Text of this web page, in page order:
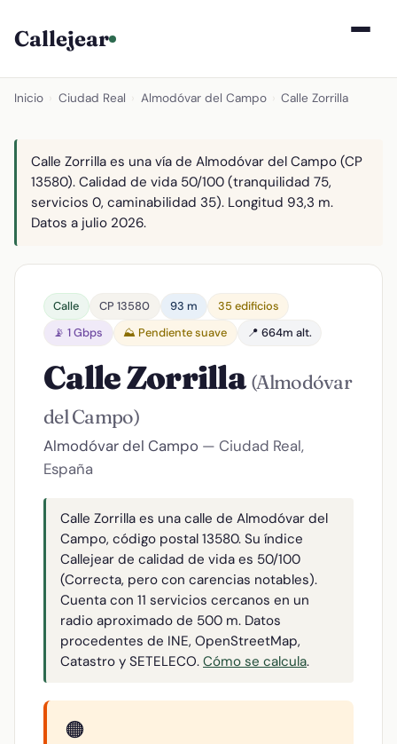
Callejear
Inicio Ciudad Real Almodóvar del Campo Calle Zorrilla
Calle Zorrilla es una vía de Almodóvar del Campo (CP
13580). Calidad de vida 50/100 (tranquilidad 75,
servicios 0, caminabilidad 35). Longitud 93,3 m.
Datos a julio 2026.
Calle CP 13580 93 m
35 edificios
📡 1 Gbps
⛰️ Pendiente suave 📍 664m alt.
Calle Zorrilla (Almodóvar
del Campo)
Almodóvar del Campo — Ciudad Real,
España
Calle Zorrilla es una calle de Almodóvar del
Campo, código postal 13580. Su índice
Callejear de calidad de vida es 50/100
(Correcta, pero con carencias notables).
Cuenta con 11 servicios cercanos en un
radio aproximado de 500 m. Datos
procedentes de INE, OpenStreetMap,
Catastro y SETELECO. Cómo se calcula.
🟠